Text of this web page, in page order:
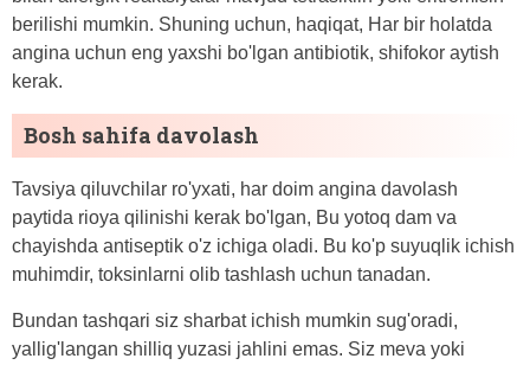
berilishi mumkin. Shuning uchun, haqiqat, Har bir holatda
angina uchun eng yaxshi bo'lgan antibiotik, shifokor aytish
kerak.
Bosh sahifa davolash
Tavsiya qiluvchilar ro'yxati, har doim angina davolash
paytida rioya qilinishi kerak bo'lgan, Bu yotoq dam va
chayishda antiseptik o'z ichiga oladi. Bu ko'p suyuqlik ichish
muhimdir, toksinlarni olib tashlash uchun tanadan.
Bundan tashqari siz sharbat ichish mumkin sug'oradi,
yallig'langan shilliq yuzasi jahlini emas. Siz meva yoki